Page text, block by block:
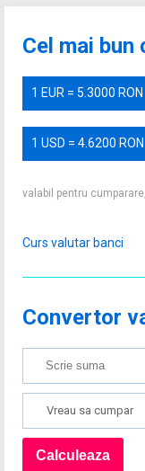
Cel mai bun
1 EUR = 5.3000 RON
1 USD = 4.6200 RON
valabil pentru
Curs valutar banci
Convertor
Vreau sa cumpar